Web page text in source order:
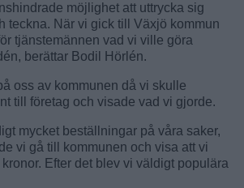
möjlighet att uttrycka sig
teckna. När vi gick till Växjö kommun
tjänstemännen vad vi ville göra
berättar Bodil Hörlén.
oss av kommunen då vi skulle
till företag och visade vad vi gjorde.
mycket beställningar på våra saker,
vi gå till kommunen och visa att vi
Efter det blev vi väldigt populära